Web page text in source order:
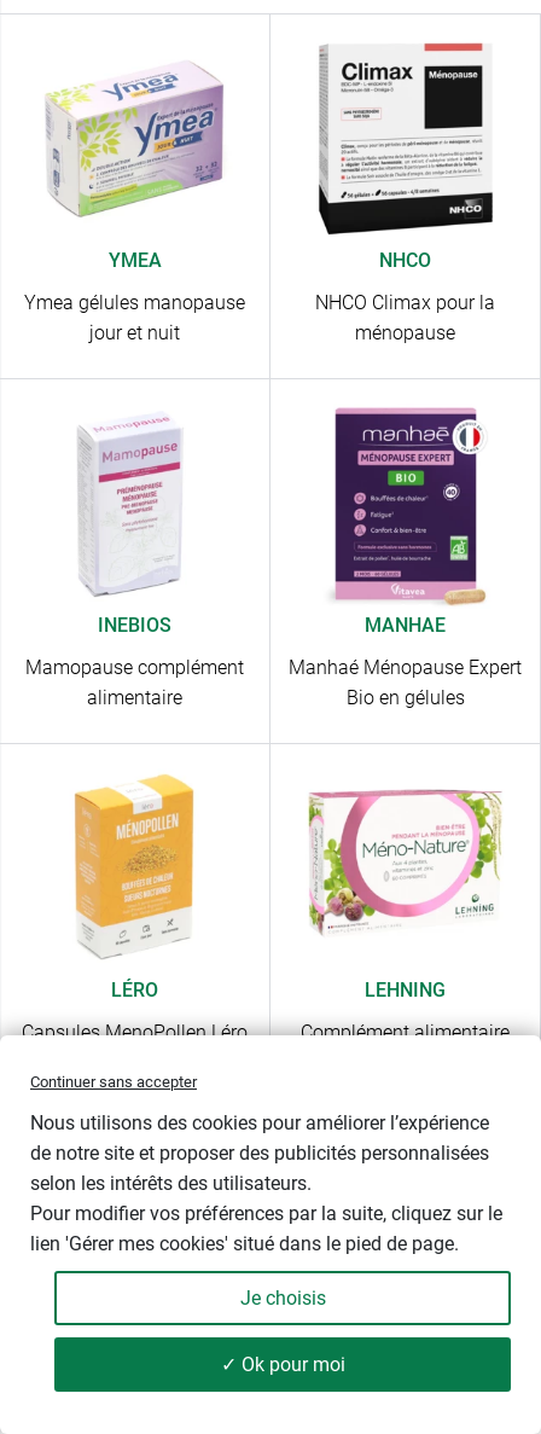
YMEA
Ymea gélules manopause
jour et nuit
NHCO
NHCO Climax pour la
ménopause
INEBIOS
Mamopause complément
alimentaire
MANHAE
Manhaé Ménopause Expert
Bio en gélules
LÉRO
Capsules MenoPollen Léro
LEHNING
Complément alimentaire
L'huile d'onagre, riche en oméga 6 et d'oméga 3 d'origine
marine associés contribue à l’équilibre hormonal et
émotionnel. De nombreux essais cliniques ont démontré
que les oméga-3 peuvent contribuer à soulager les
bouffées de chaleur. Les oméga-3 auraient une action sur
les taux de sérotonine et de noradrénaline des femmes
ménopausées contribuant à réduire les bouffées de chaleur.
Continuer sans accepter
Nous utilisons des cookies pour améliorer l’expérience
de notre site et proposer des publicités personnalisées
selon les intérêts des utilisateurs.
Pour modifier vos préférences par la suite, cliquez sur le
lien 'Gérer mes cookies' situé dans le pied de page.
Je choisis
✓ Ok pour moi